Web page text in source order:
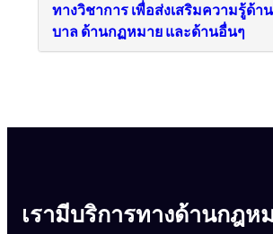
ทางวิชาการ เพื่อส่งเสริมความรู้ด้า
บาล ด้านกฏหมาย และด้านอื่นๆ
เรามีบริการทางด้านกฎห